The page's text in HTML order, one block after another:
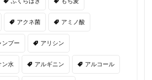
アクネ菌 アミノ酸
ンプー アリシン
ン水 アルギニン アルコール